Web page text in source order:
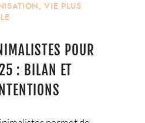
,VIE PLUS
POUR
: BILAN ET